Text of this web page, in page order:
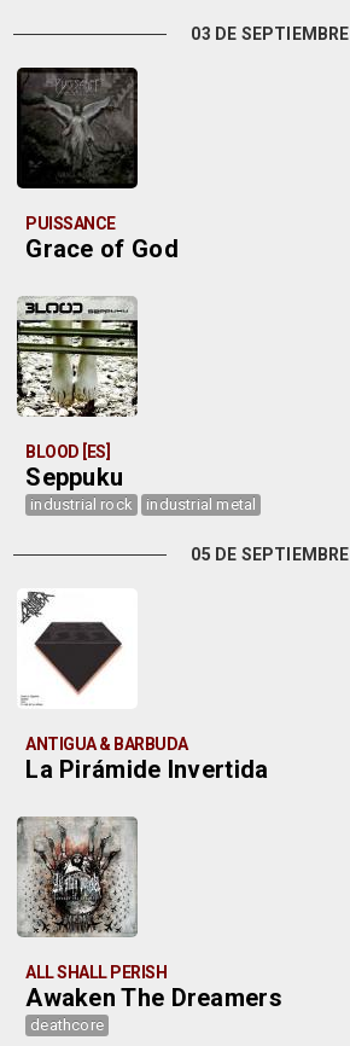
03 DE SEPTIEMBRE
PUISSANCE
Grace of God
BLOOD [ES]
Seppuku
industrial rock industrial metal
05 DE SEPTIEMBRE
ANTIGUA & BARBUDA
La Pirámide Invertida
ALL SHALL PERISH
Awaken The Dreamers
deathcore